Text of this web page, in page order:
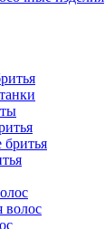
бритья
волос